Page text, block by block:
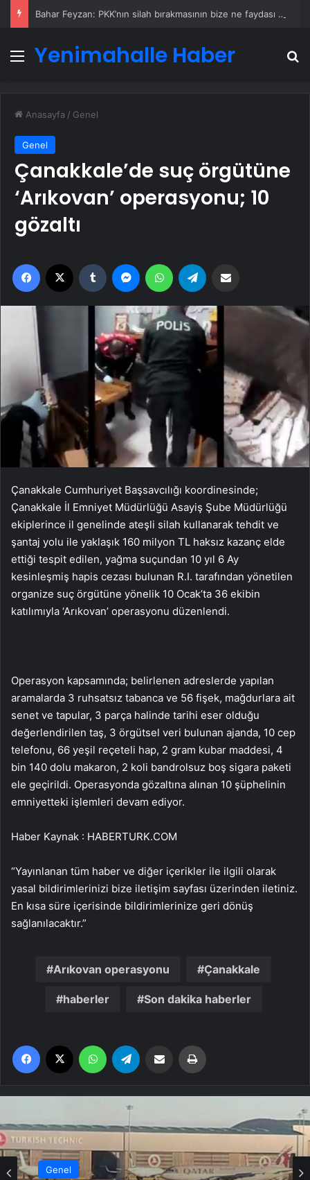
Bahar Feyzan: PKK’nın silah bırakmasının bize ne faydası var
Menü
Yenimahalle Haber
Anasayfa / Genel
Genel
Çanakkale’de suç örgütüne
‘Arıkovan’ operasyonu; 10
gözaltı
Facebook Tumblr MessengerWhatsApp
Çanakkale Cumhuriyet Başsavcılığı koordinesinde;
Çanakkale İl Emniyet Müdürlüğü Asayiş Şube Müdürlüğü
ekiplerince il genelinde ateşli silah kullanarak tehdit ve
şantaj yolu ile yaklaşık 160 milyon TL haksız kazanç elde
ettiği tespit edilen, yağma suçundan 10 yıl 6 Ay
kesinleşmiş hapis cezası bulunan R.I. tarafından yönetilen
organize suç örgütüne yönelik 10 Ocak’ta 36 ekibin
katılımıyla ‘Arıkovan’ operasyonu düzenlendi.
Operasyon kapsamında; belirlenen adreslerde yapılan
aramalarda 3 ruhsatsız tabanca ve 56 fişek, mağdurlara ait
senet ve tapular, 3 parça halinde tarihi eser olduğu
değerlendirilen taş, 3 örgütsel veri bulunan ajanda, 10 cep
telefonu, 66 yeşil reçeteli hap, 2 gram kubar maddesi, 4
bin 140 dolu makaron, 2 koli bandrolsuz boş sigara paketi
ele geçirildi. Operasyonda gözaltına alınan 10 şüphelinin
emniyetteki işlemleri devam ediyor.
Haber Kaynak : HABERTURK.COM
“Yayınlanan tüm haber ve diğer içerikler ile ilgili olarak
yasal bildirimlerinizi bize iletişim sayfası üzerinden iletiniz.
En kısa süre içerisinde bildirimlerinize geri dönüş
sağlanılacaktır.”
Arıkovan operasyonu Çanakkale
haberler Son dakika haberler
Facebook WhatsApp Email'den paylaş
Genel